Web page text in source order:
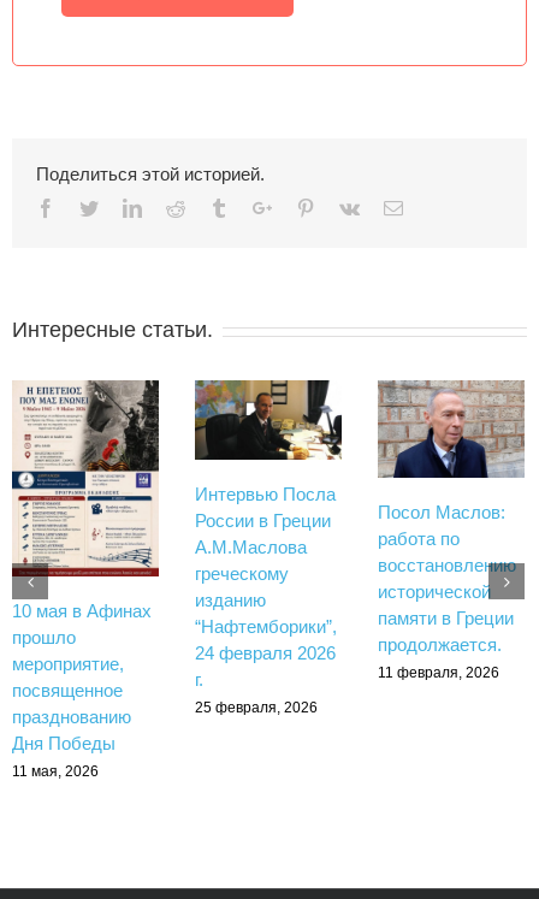
Поделиться этой историей.
Facebook
TwitterLinkedinReddit TumblrGoogle+Pinterest
Vk Email
Интересные статьи.
10 мая в Афинах
прошло
мероприятие,
посвященное
празднованию
Дня Победы
11 мая, 2026
Интервью Посла
России в Греции
А.М.Маслова
греческому
изданию
“Нафтемборики”,
24 февраля 2026
г.
25 февраля, 2026
Посол Маслов:
работа по
восстановлению
исторической
памяти в Греции
продолжается.
11 февраля, 2026